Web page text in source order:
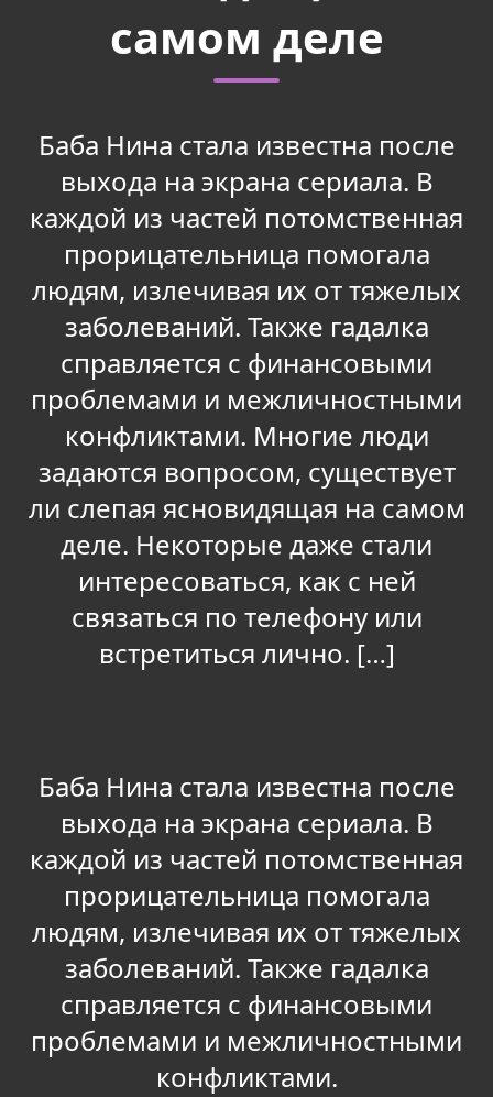
самом деле
Баба Нина стала известна после
выхода на экрана сериала. В
каждой из частей потомственная
прорицательница помогала
людям, излечивая их от тяжелых
заболеваний. Также гадалка
справляется с финансовыми
проблемами и межличностными
конфликтами. Многие люди
задаются вопросом, существует
ли слепая ясновидящая на самом
деле. Некоторые даже стали
интересоваться, как с ней
связаться по телефону или
встретиться лично. […]
Баба Нина стала известна после
выхода на экрана сериала. В
каждой из частей потомственная
прорицательница помогала
людям, излечивая их от тяжелых
заболеваний. Также гадалка
справляется с финансовыми
проблемами и межличностными
конфликтами.